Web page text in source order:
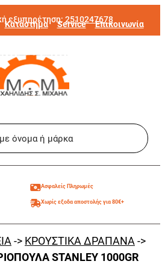
εξυπηρέτηση: 2510247678
Κατάστημα Service Επικοινωνία
Ασφαλείς Πληρωμές
Χωρίς εξοδα αποστολής για 80€+
-> ΚΡΟΥΣΤΙΚΑ ΔΡΑΠΑΝΑ ->
STANLEY 1000GR